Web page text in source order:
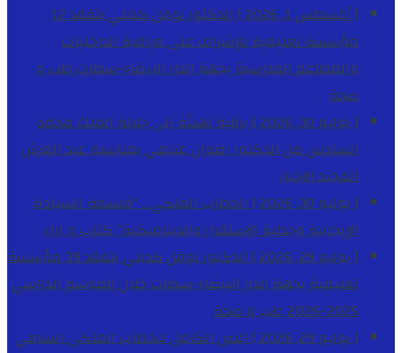
[ أغسطس 1, 2026 ]
الدكتور نوفل كديلي يتفقد 12
مؤسسة تعليمية للإشراف على مراقبة الداخليات
والمطاعم المدرسية بجهة الدار البيضاء-سطاتطب و
صحة
[ يوليو 30, 2026 ]
برقية تهنئة الى جلالة الملك محمد
السادس من الدكتور رضوان غنيمي بمناسبة عيد العرش
المجيدالاخبار
[ يوليو 30, 2026 ]
الخطاب الملكي .. “فلسفة السيادة
الإيجابية وجدلية الاستقرار والديناميكية”كتاب و اراء
[ يوليو 29, 2026 ]
الدكتور نوفل كديلي يتفقد 39 مؤسسة
تعليمية بجهة الدار البيضاء-سطات خلال الموسم الدراسي
2025-2026
طب و صحة
[ يوليو 29, 2026 ]
النص الكامل للخطاب الملكي السامي